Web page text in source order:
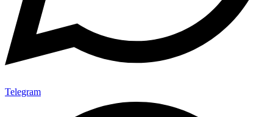
Telegram